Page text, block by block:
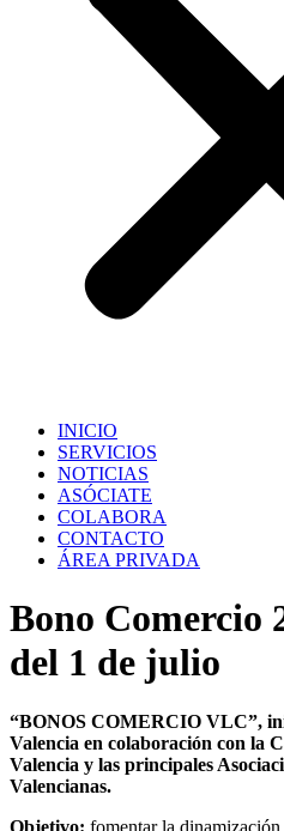
INICIO
SERVICIOS
NOTICIAS
ASÓCIATE
COLABORA
CONTACTO
ÁREA PRIVADA
Bono Comercio
del 1 de julio
“BONOS COMERCIO VLC”,
Valencia en colaboración con la
Valencia y las principales
Valencianas.
Objetivo: fomentar la